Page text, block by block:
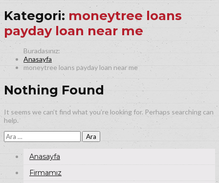
Kategori: moneytree loans
payday loan near me
Anasayfa
moneytree loans payday loan near me
Nothing Found
It seems we can’t find what you’re looking for. Perhaps searching can
help.
Arama:
Anasayfa
Firmamız